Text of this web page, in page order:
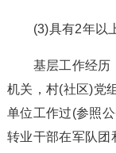
(3)具有2年以上
基层工作经历，
机关，村(社区)党
单位工作过(参照
转业干部在军队团